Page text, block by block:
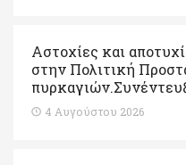
Αστοχίες και
στην Πολιτική
4 Αυγούστου 2026